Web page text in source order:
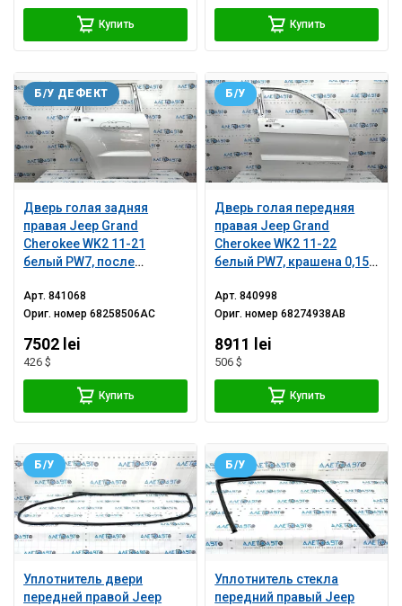
Купить Купить
Дверь голая задняя
правая Jeep Grand
Cherokee WK2 11-21
белый PW7, после
Б/У ДЕФЕКТ
Арт.841068
Ориг. номер68258506AC
7502 lei
426 $
Купить
Дверь голая передняя
правая Jeep Grand
Cherokee WK2 11-22
белый PW7, крашена 0,15-
Б/У
Арт.840998
Ориг. номер68274938AB
8911 lei
506 $
Купить
Уплотнитель двери
передней правой Jeep
Б/У
Уплотнитель стекла
передний правый Jeep
Б/У